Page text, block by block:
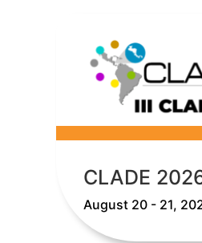
CLADE
August 20 - 21,